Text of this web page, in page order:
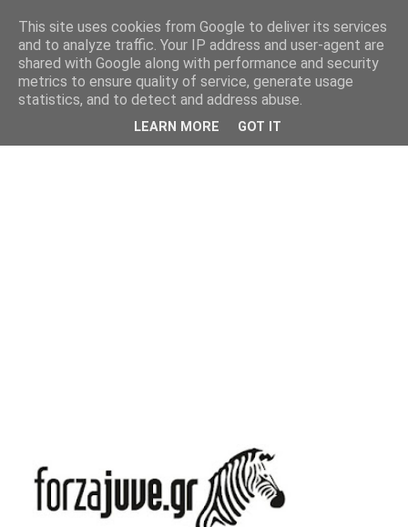
This site uses cookies from Google to deliver its services
and to analyze traffic. Your IP address and user-agent are
shared with Google along with performance and security
metrics to ensure quality of service, generate usage
statistics, and to detect and address abuse.
LEARN MORE GOT IT